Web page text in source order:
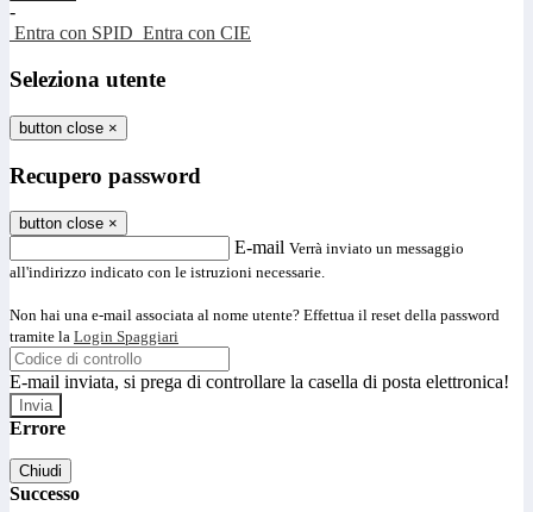
-
Entra con SPID Entra con CIE
Seleziona utente
button close ×
Recupero password
button close ×
E-mail Verrà inviato un messaggio
all'indirizzo indicato con le istruzioni necessarie.
Non hai una e-mail associata al nome utente? Effettua il reset della password
tramite la Login Spaggiari
E-mail inviata, si prega di controllare la casella di posta elettronica!
Errore
Chiudi
Successo